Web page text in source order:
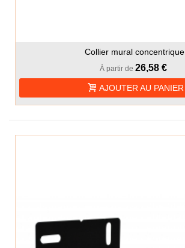
Collier mural concentrique
À partir de 26,58 €
AJOUTER AU PANIER